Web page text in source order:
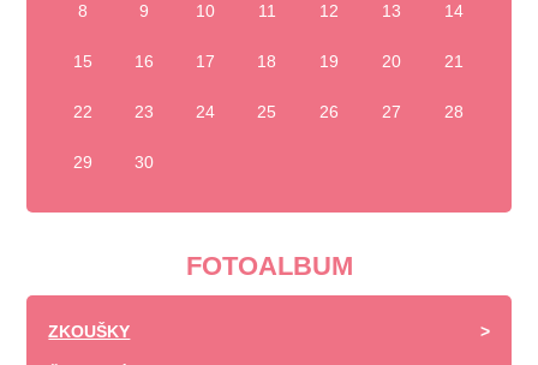
8 9 10 11 12 13 14
15 16 17 18 19 20 21
22 23 24 25 26 27 28
29 30
FOTOALBUM
ZKOUŠKY